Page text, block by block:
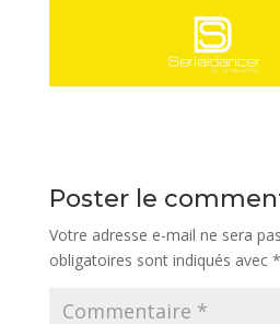
Poster le
Votre adresse e-mail ne sera
obligatoires sont indiqués avec *